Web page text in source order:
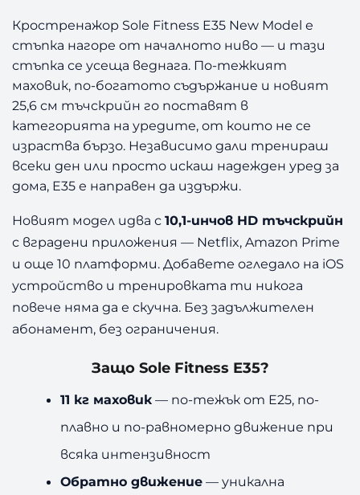
e
E
3
5
N
e
w
d
Кростренажор Sole Fitness E35 New Modelе
стъпка нагоре от началното ниво — и тази
стъпка се усеща веднага. По-тежкият
маховик, по-богатото съдържание и новият
25,6 см тъчскрийн го поставят в
категорията на уредите, от които не се
израства бързо. Независимо дали тренираш
всеки ден или просто искаш надежден уред за
дома, E35 е направен да издържи.
Новият модел идва с10,1-инчов HD тъчскрийн
с вградени приложения — Netflix, Amazon Prime
и още 10 платформи. Добавете огледало на iOS
устройство и тренировката ти никога
повече няма да е скучна. Без задължителен
абонамент, без ограничения.
Защо Sole Fitness E35?
11 кг маховик — по-тежък от E25, по-
плавно и по-равномерно движение при
всяка интензивност
Обратно движение — уникална